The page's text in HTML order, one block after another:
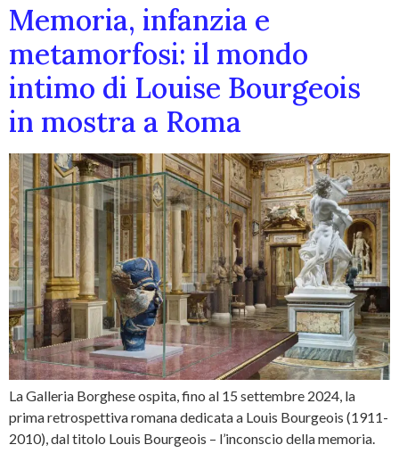
Memoria, infanzia e
metamorfosi: il mondo
intimo di Louise Bourgeois
in mostra a Roma
La Galleria Borghese ospita, fino al 15 settembre 2024, la
prima retrospettiva romana dedicata a Louis Bourgeois (1911-
2010), dal titolo Louis Bourgeois – l’inconscio della memoria.